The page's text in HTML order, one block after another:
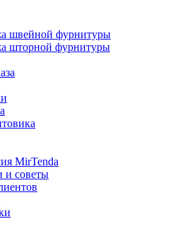
швейной фурнитуры
шторной фурнитуры
MirTenda
и советы